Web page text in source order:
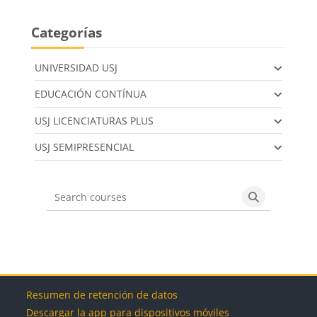
Categorías
UNIVERSIDAD USJ
EDUCACIÓN CONTÍNUA
USJ LICENCIATURAS PLUS
USJ SEMIPRESENCIAL
Search courses
Search
Bloques
Bloques
Bloques
Bloques
Resumen de retención de datos
Descargar la app para dispositivos móviles